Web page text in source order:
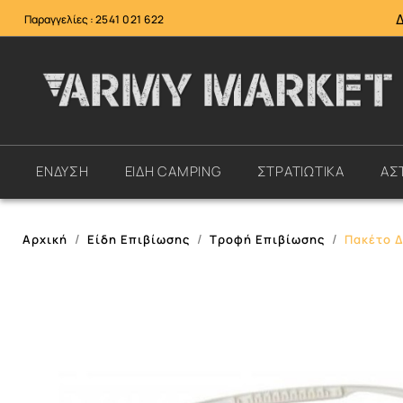
Παραγγελίες :2541 021 622
ΕΝΔΥΣΗ ΕΙΔΗ CAMPING ΣΤΡΑΤΙΩΤΙΚΑ
Αρχική Είδη Επιβίωσης Τροφή Επιβίωσης Πακέτο